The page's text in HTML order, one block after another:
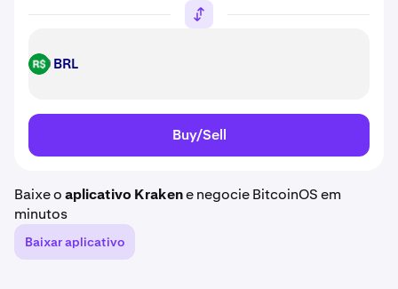
BRL BRL
Buy/Sell
Baixe oaplicativo Krakene negocie BitcoinOS em
minutos
Baixar aplicativo